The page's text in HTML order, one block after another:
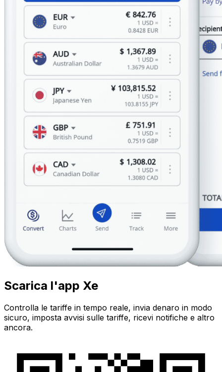
Scarica l'app Xe
Controlla le tariffe in tempo reale, invia denaro in modo
sicuro, imposta avvisi sulle tariffe, ricevi notifiche e altro
ancora.